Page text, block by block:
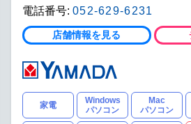
電話番号: 052-629-6231
店舗情報を見る
家電
Windows
パソコン
Mac
パソコン